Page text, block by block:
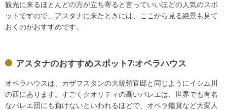
観光に来るほとんどの方が立ち寄ると言っていいほどの人気のスポ
ットですので、アスタナに来たときには、ここから見る絶景も見て
おくのがおすすめです。
アスタナのおすすめスポット7:オペラハウス
オペラハウスは、カザフスタンの大統領官邸と同じようにイシム川
の西にあります。すごくクオリティの高いバレエは、世界でも有名
なバレエ団にも負けないといわれるほどで、オペラ鑑賞など大変人